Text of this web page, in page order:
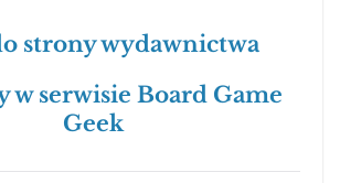
strony wydawnictwa
w serwisie Board Game
Geek